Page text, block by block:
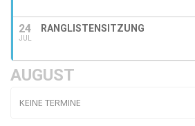
24
JUL
RANGLISTENSITZUNG
AUGUST
KEINE TERMINE